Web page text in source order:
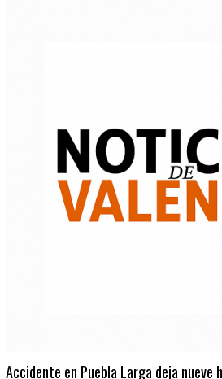
Accidente en Puebla Larga deja nueve